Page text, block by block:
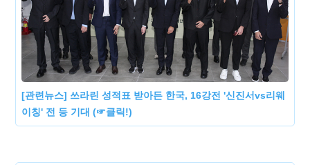
[관련뉴스] 쓰라린 성적표 받아든 한국, 16강전 '신진서vs리웨
이칭' 전 등 기대 (☞클릭!)